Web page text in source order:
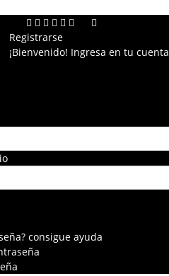
Registrarse
¡Bienvenido! Ingresa en tu cuenta
consigue ayuda